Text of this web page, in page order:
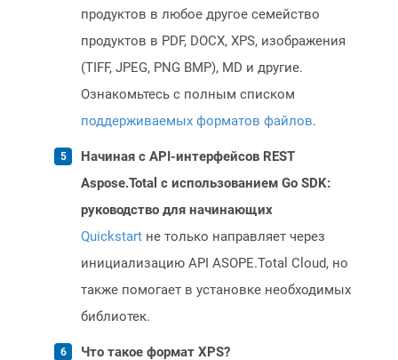
продуктов в любое другое семейство
продуктов в PDF, DOCX, XPS, изображения
(TIFF, JPEG, PNG BMP), MD и другие.
Ознакомьтесь с полным списком
поддерживаемых форматов файлов.
Начиная с API-интерфейсов REST
Aspose.Total с использованием Go SDK:
руководство для начинающих
Quickstart не только направляет через
инициализацию API ASOPE.Total Cloud, но
также помогает в установке необходимых
библиотек.
Что такое формат XPS?